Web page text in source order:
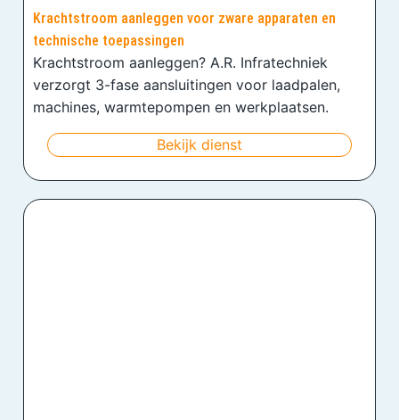
Krachtstroom aanleggen voor zware apparaten en
technische toepassingen
Krachtstroom aanleggen? A.R. Infratechniek
verzorgt 3-fase aansluitingen voor laadpalen,
machines, warmtepompen en werkplaatsen.
Bekijk dienst